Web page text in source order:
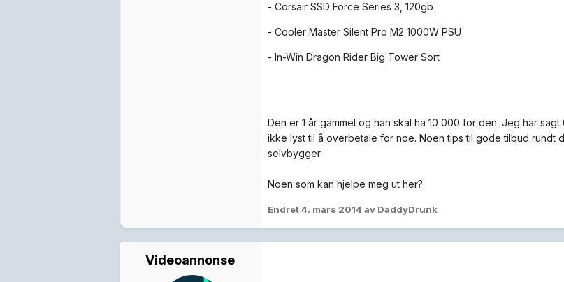
- Corsair SSD Force Series 3, 120gb
- Cooler Master Silent Pro M2 1000W PSU
- In-Win Dragon Rider Big Tower Sort
Den er 1 år gammel og han skal ha 10 000 for den. Jeg har
ikke lyst til å overbetale for noe. Noen tips til gode tilbud rundt
selvbygger.
Noen som kan hjelpe meg ut her?
Endret4. mars 2014 av DaddyDrunk
Videoannonse